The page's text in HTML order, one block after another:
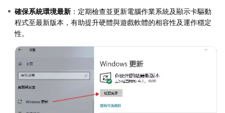
確保系統環境最新 ：定期檢查並更新電腦作業系統及顯示卡驅動
程式至最新版本，有助提升硬體與遊戲軟體的相容性及運作穩定
性。